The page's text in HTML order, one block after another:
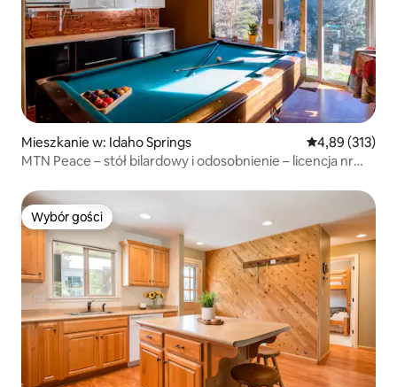
Mieszkanie w: Idaho Springs Średnia
4,89 (313)
MTN Peace – stół bilardowy i odosobnienie – licencja nr
Wybór gości
Wybór gości